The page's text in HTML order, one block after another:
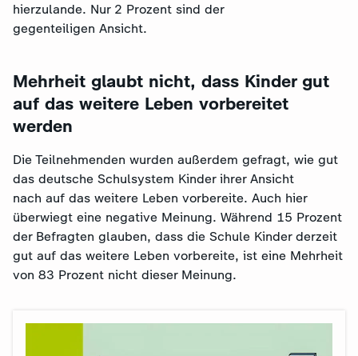
hierzulande. Nur 2 Prozent sind der
gegenteiligen Ansicht.
Mehrheit glaubt nicht, dass Kinder gut
auf das weitere Leben vorbereitet
werden
Die Teilnehmenden wurden außerdem gefragt, wie gut
das deutsche Schulsystem Kinder ihrer Ansicht
nach auf das weitere Leben vorbereite. Auch hier
überwiegt eine negative Meinung. Während 15 Prozent
der Befragten glauben, dass die Schule Kinder derzeit
gut auf das weitere Leben vorbereite, ist eine Mehrheit
von 83 Prozent nicht dieser Meinung.